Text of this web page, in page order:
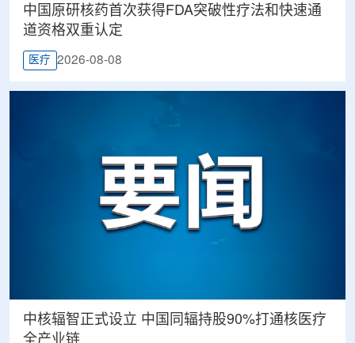
中国原研核药首次获得FDA突破性疗法和快速通
道资格双重认定
医疗 2026-08-08
中核辐智正式设立 中国同辐持股90%打通核医疗
全产业链